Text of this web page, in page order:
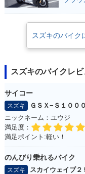
スズキのバイク
スズキのバイクレ
サイコー
スズキ
ＧＳＸ−Ｓ１０００
ニックネーム：ユウジ
満足度：
満足ポイント:軽い！
のんびり乗れるバイク
スズキ
スカイウェイブ